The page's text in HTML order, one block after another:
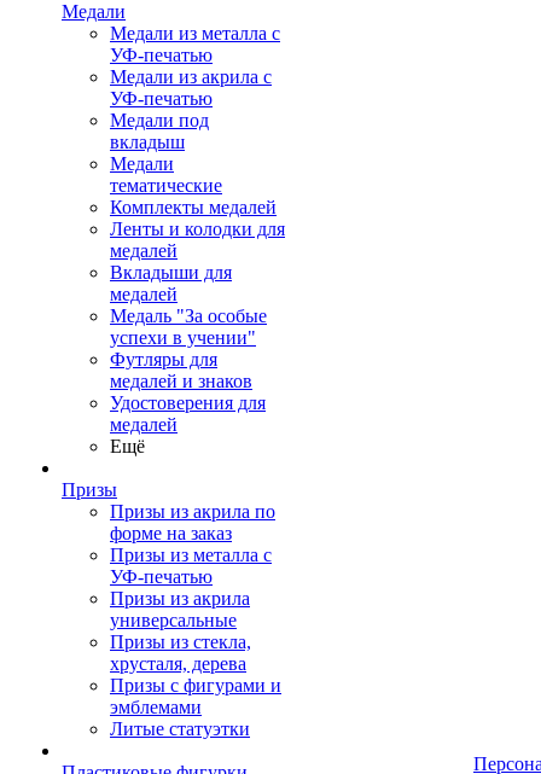
Медали
Медали из металла с
УФ-печатью
Медали из акрила с
УФ-печатью
Медали под
вкладыш
Медали
тематические
Комплекты медалей
Ленты и колодки для
медалей
Вкладыши для
медалей
Медаль "За особые
успехи в учении"
Футляры для
медалей и знаков
Удостоверения для
медалей
Ещё
Призы
Призы из акрила по
форме на заказ
Призы из металла с
УФ-печатью
Призы из акрила
универсальные
Призы из стекла,
хрусталя, дерева
Призы с фигурами и
эмблемами
Литые статуэтки